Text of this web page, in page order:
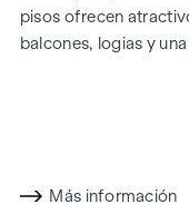
pisos ofrecen
balcones, logias y
fotovoltaica y la
Más información